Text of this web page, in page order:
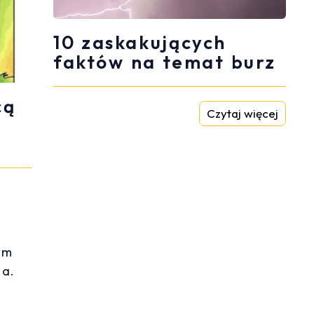
10 zaskakujących
faktów na temat burz
Czytaj więcej